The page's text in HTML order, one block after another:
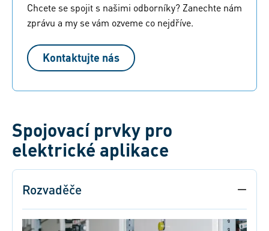
Chcete se spojit s našimi odborníky? Zanechte nám
zprávu a my se vám ozveme co nejdříve.
Kontaktujte nás
Spojovací prvky pro
elektrické aplikace
Rozvaděče